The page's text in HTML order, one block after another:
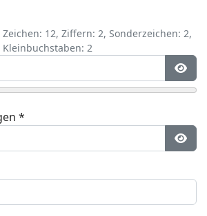
12, Ziffern: 2, Sonderzeichen: 2,
2
*